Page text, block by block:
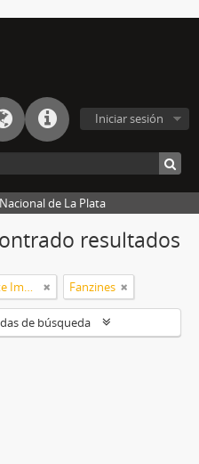
Iniciar sesión
de La Plata
resultados
Colección de Publicaciones de Arte Impreso Fanzines
de búsqueda